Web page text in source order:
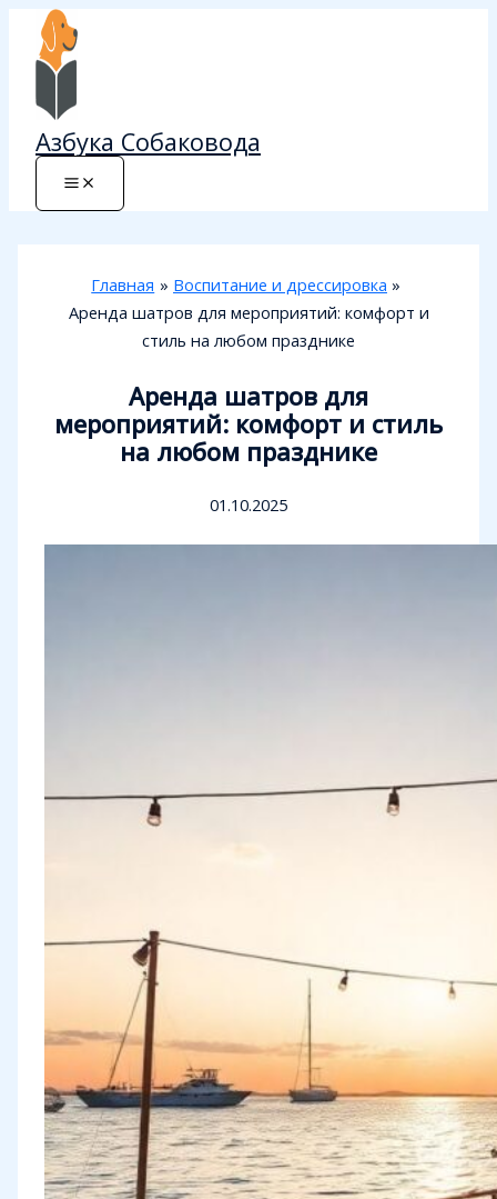
Перейти
содержимому
Азбука Собаковода
Главная
Воспитание и дрессировка
Аренда шатров для мероприятий: комфорт и
стиль на любом празднике
Аренда шатров для
мероприятий: комфорт и стиль
на любом празднике
01.10.2025